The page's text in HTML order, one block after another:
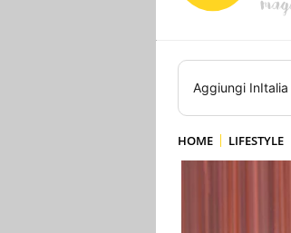
Aggiungi InItalia
HOME LIFESTYLE